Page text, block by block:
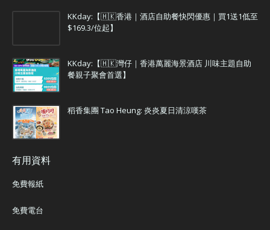
KKday:【🇭🇰香港｜酒店自助餐快閃優惠｜買1送1低至
$169.3/位起】
KKday:【🇭🇰灣仔｜香港萬麗海景酒店 川味主題自助
餐親子聚會首選】
稻香集團 Tao Heung: 炎炎夏日清涼嘆茶
有用資料
免費報紙
免費電台